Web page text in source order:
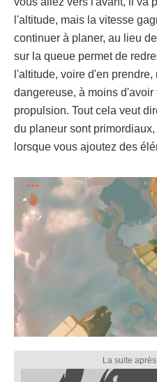
l'altitude, mais la vitesse
continuer à planer, au lieu
sur la queue permet de
l'altitude, voire d'en
dangereuse, à moins
propulsion. Tout cela veut
du planeur sont
lorsque vous ajoutez des